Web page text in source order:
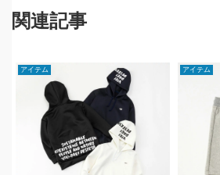
関連記事
アイテム アイテム